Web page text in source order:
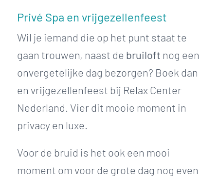
Privé Spa en vrijgezellenfeest
Wil je iemand die op het punt staat te
gaan trouwen, naast de bruiloft nog een
onvergetelijke dag bezorgen? Boek dan
en vrijgezellenfeest bij Relax Center
Nederland. Vier dit mooie moment in
privacy en luxe.
Voor de bruid is het ook een mooi
moment om voor de grote dag nog even